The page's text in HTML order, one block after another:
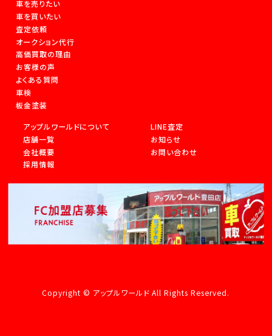
車を売りたい
車を買いたい
査定依頼
オークション代行
高価買取の理由
お客様の声
よくある質問
車検
板金塗装
アップルワールドについて
店舗一覧
会社概要
採用情報
LINE査定
お知らせ
お問い合わせ
Copyright © アップルワールド All Rights Reserved.